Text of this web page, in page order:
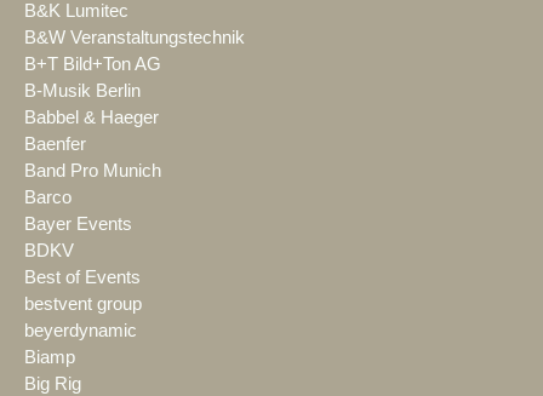
B&K Lumitec
B&W Veranstaltungstechnik
B+T Bild+Ton AG
B-Musik Berlin
Babbel & Haeger
Baenfer
Band Pro Munich
Barco
Bayer Events
BDKV
Best of Events
bestvent group
beyerdynamic
Biamp
Big Rig